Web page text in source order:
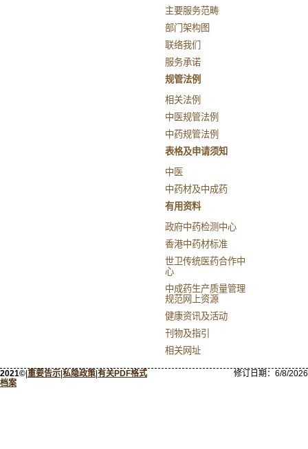
主要服务范畴
部门架构图
联络我们
服务承诺
规管法例
相关法例
中医规管法例
中药规管法例
表格及申请须知
中医
中药材及中成药
有用资料
政府中药检测中心
香港中药材标准
世卫传统医药合作中
心
中成药生产质量管理
规范网上资源
健康资讯及活动
刊物及指引
相关网址
2021© 重要告示 私隐政策 有关PDF格式
档案
修订日期： 6/8/2026